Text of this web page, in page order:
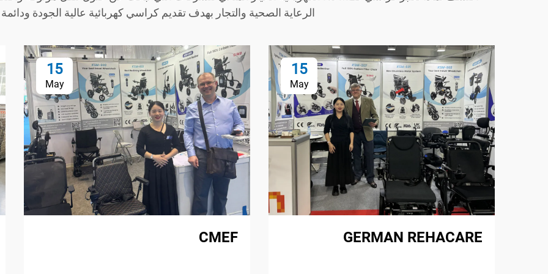
الرعاية الصحية والتجار بهدف تقديم كراسي كهربائية عالية الجودة ودائمة
15
May
GERMAN REHACARE
15
May
CMEF